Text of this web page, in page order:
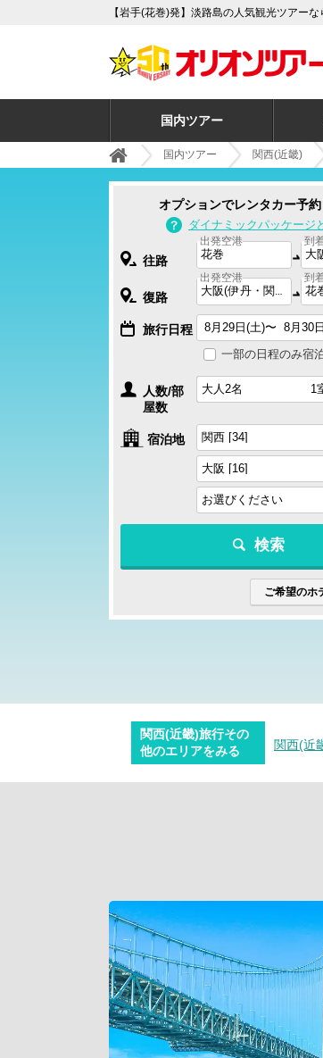
【岩手(花巻)発】淡路島の人気観光ツアー
国内ツアー
国内ツアー 関西(近畿)
オプションでレンタカー予
ダイナミックパッケージ
往路
出発空港 到
復路
出発空港 到
旅行日程
一部の日程のみ宿
人数/部
屋数
宿泊地
検索
ご希望のホ
関西(近畿)旅行その
他のエリアをみる
関西(近